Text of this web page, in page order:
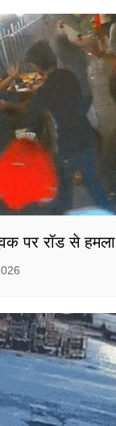
पर रॉड से हमला